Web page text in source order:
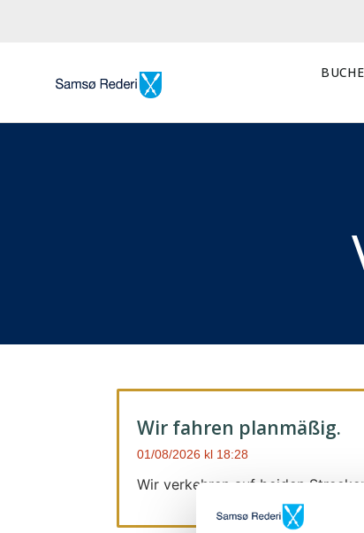
Wir fahren planmäßig.
01/08/2026 18:28
Wir verkehren auf beiden